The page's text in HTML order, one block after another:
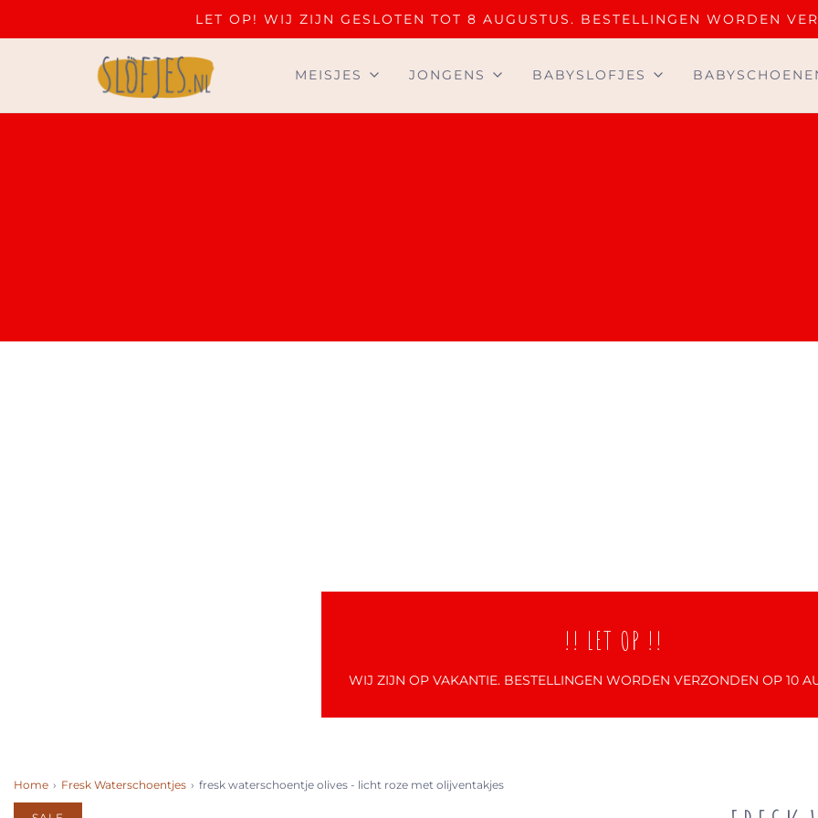
LET OP! WIJ ZIJN GESLOTEN TOT 8 AUGUSTUS. BESTELLINGEN WORDEN
MEISJES JONGENS BABYSLOFJES
!! LET OP !!
WIJ ZIJN OP VAKANTIE. BESTELLINGEN WORDEN VERZONDEN OP 10
Home › Fresk Waterschoentjes › fresk waterschoentje olives - licht roze met olijventakjes